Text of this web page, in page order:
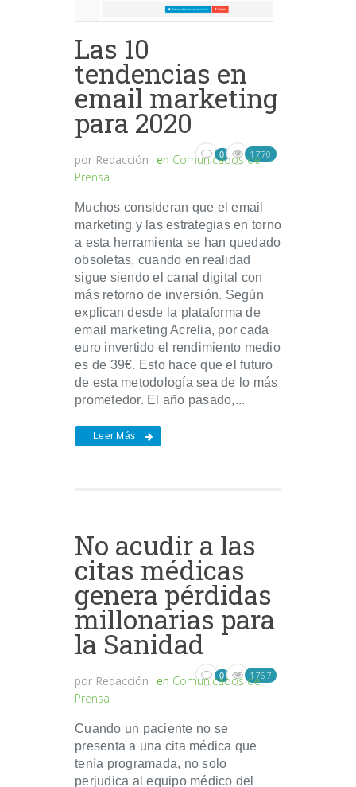
Las 10
tendencias en
email marketing
para 2020
por Redacción en Comunicados de
Prensa
0 1770
Muchos consideran que el email
marketing y las estrategias en torno
a esta herramienta se han quedado
obsoletas, cuando en realidad
sigue siendo el canal digital con
más retorno de inversión. Según
explican desde la plataforma de
email marketing Acrelia, por cada
euro invertido el rendimiento medio
es de 39€. Esto hace que el futuro
de esta metodología sea de lo más
prometedor. El año pasado,...
Leer Más
No acudir a las
citas médicas
genera pérdidas
millonarias para
la Sanidad
por Redacción en Comunicados de
Prensa
0 1767
Cuando un paciente no se
presenta a una cita médica que
tenía programada, no solo
perjudica al equipo médico del